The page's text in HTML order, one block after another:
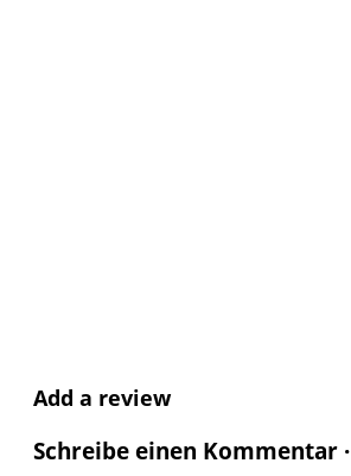
Add a review
Schreibe einen Kommentar ·